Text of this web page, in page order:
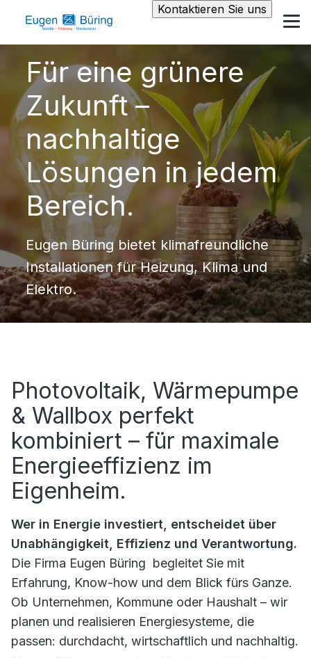
Kontaktieren Sie uns
Für eine grünere
Zukunft –
nachhaltige
Lösungen in jedem
Bereich.
Eugen Büring bietet klimafreundliche
Installationen für Heizung, Klima und
Elektro.
Photovoltaik, Wärmepumpe
& Wallbox perfekt
kombiniert – für maximale
Energieeffizienz im
Eigenheim.
Wer in Energie investiert, entscheidet über
Unabhängigkeit, Effizienz und Verantwortung.
Die Firma Eugen Büring begleitet Sie mit
Erfahrung, Know-how und dem Blick fürs Ganze.
Ob Unternehmen, Kommune oder Haushalt – wir
planen und realisieren Energiesysteme, die
passen: durchdacht, wirtschaftlich und nachhaltig.